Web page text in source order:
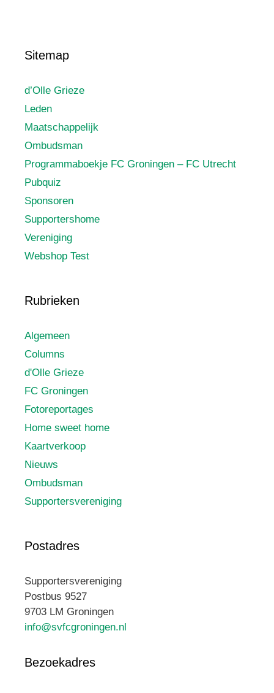
Sitemap
d’Olle Grieze
Leden
Maatschappelijk
Ombudsman
Programmaboekje FC Groningen – FC Utrecht
Pubquiz
Sponsoren
Supportershome
Vereniging
Webshop Test
Rubrieken
Algemeen
Columns
d'Olle Grieze
FC Groningen
Fotoreportages
Home sweet home
Kaartverkoop
Nieuws
Ombudsman
Supportersvereniging
Postadres
Supportersvereniging
Postbus 9527
9703 LM Groningen
info@svfcgroningen.nl
Bezoekadres